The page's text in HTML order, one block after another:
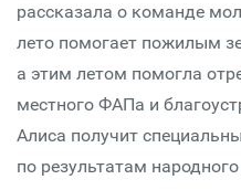
рассказала о команде
лето помогает пожилым
а этим летом помогла
местного ФАПа и
Алиса получит
по результатам